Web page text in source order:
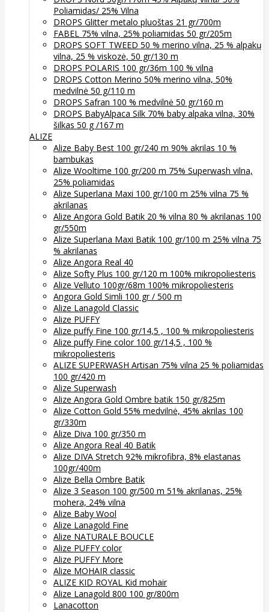
Poliamidas/ 25% Vilna
DROPS Glitter metalo pluoštas 21 gr/700m
FABEL 75% vilna, 25% poliamidas 50 gr/205m
DROPS SOFT TWEED 50 % merino vilna, 25 % alpakų
vilna, 25 % viskozė, 50 gr/130 m
DROPS POLARIS 100 gr/36m 100 % vilna
DROPS Cotton Merino 50% merino vilna, 50%
medvilnė 50 g/110 m
DROPS Safran 100 % medvilnė 50 gr/160 m
DROPS BabyAlpaca Silk 70% baby alpaka vilna, 30%
šilkas 50 g /167 m
ALIZE
Alize Baby Best 100 gr/240 m 90% akrilas 10 %
bambukas
Alize Wooltime 100 gr/200 m 75% Superwash vilna,
25% poliamidas
Alize Superlana Maxi 100 gr/100 m 25% vilna 75 %
akrilanas
Alize Angora Gold Batik 20 % vilna 80 % akrilanas 100
gr/550m
Alize Superlana Maxi Batik 100 gr/100 m 25% vilna 75
% akrilanas
Alize Angora Real 40
Alize Softy Plus 100 gr/120 m 100% mikropoliesteris
Alize Velluto 100gr/68m 100% mikropoliesteris
Angora Gold Simli 100 gr / 500 m
Alize Lanagold Classic
Alize PUFFY
Alize puffy Fine 100 gr/14,5 , 100 % mikropoliesteris
Alize puffy Fine color 100 gr/14,5 , 100 %
mikropoliesteris
ALIZE SUPERWASH Artisan 75% vilna 25 % poliamidas
100 gr/420 m
Alize Superwash
Alize Angora Gold Ombre batik 150 gr/825m
Alize Cotton Gold 55% medvilnė, 45% akrilas 100
gr/330m
Alize Diva 100 gr/350 m
Alize Angora Real 40 Batik
Alize DIVA Stretch 92% mikrofibra, 8% elastanas
100gr/400m
Alize Bella Ombre Batik
Alize 3 Season 100 gr/500 m 51% akrilanas, 25%
mohera, 24% vilna
Alize Baby Wool
Alize Lanagold Fine
Alize NATURALE BOUCLE
Alize PUFFY color
Alize PUFFY More
Alize MOHAIR classic
ALIZE KID ROYAL Kid mohair
Alize Lanagold 800 100 gr/800m
Lanacotton